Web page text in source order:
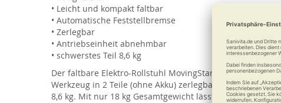
images
gallery
• Leicht und kompakt faltbar
• Automatische Feststellbremse
• Zerlegbar
• Antriebseinheit abnehmbar
• schwerstes Teil 8,6 kg
Der faltbare Elektro-Rollstuhl MovingStar 101 ultra light
Werkzeug in 2 Teile (ohne Akku) zerlegbarer
8,6 kg. Mit nur 18 kg Gesamtgewicht lässt sich der